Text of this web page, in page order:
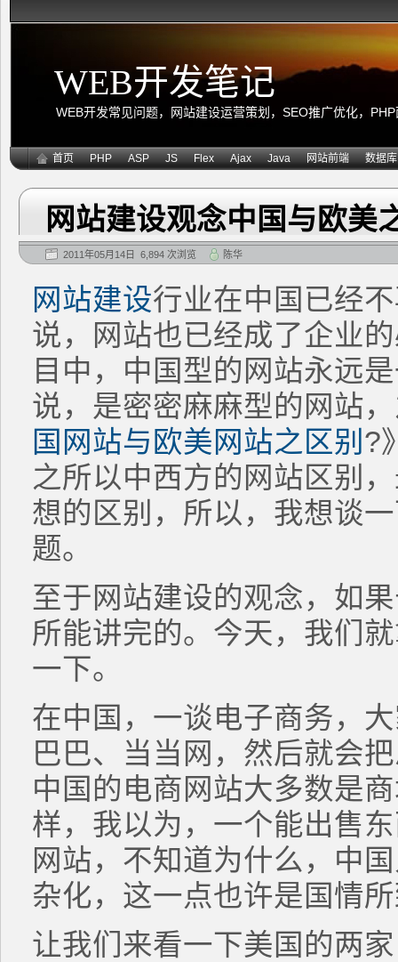
WEB开发笔记
WEB开发常见问题，网站建设运营策划，SEO推广优化，
首页 PHP ASP JS Flex Ajax Java 网站前端 数据库
网站建设观念中国与欧美
2011年05月14日 6,894 次浏览 陈华
网站建设行业在中国已经
说，网站也已经成了企业
目中，中国型的网站永远
说，是密密麻麻型的网站
国网站与欧美网站之区别 ?
之所以中西方的网站区别
想的区别，所以，我想谈
题。
至于网站建设的观念，如
所能讲完的。今天，我们
一下。
在中国，一谈电子商务，
巴巴、当当网，然后就会
中国的电商网站大多数是
样，我以为，一个能出售
网站，不知道为什么，中
杂化，这一点也许是国情
让我们来看一下美国的两